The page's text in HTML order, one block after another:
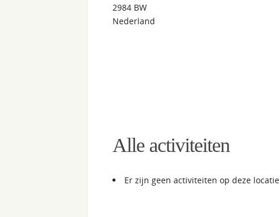
2984 BW
Nederland
Alle activiteiten
Er zijn geen activiteiten op deze locatie